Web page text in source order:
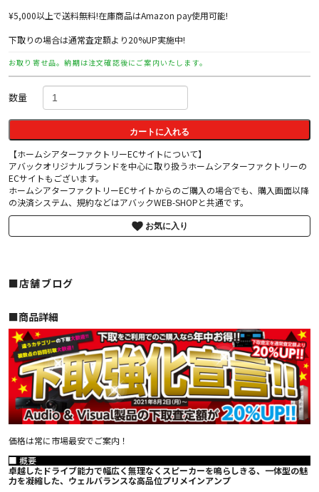
¥5,000以上で送料無料!在庫商品はAmazon pay使用可能!
下取りの場合は通常査定額より20%UP実施中!
お取り寄せ品。納期は注文確認後にご案内いたします。
数量
カートに入れる
【ホームシアターファクトリーECサイトについて】
アバックオリジナルブランドを中心に取り扱うホームシアターファクトリーの
ECサイトもございます。
ホームシアターファクトリーECサイトからのご購入の場合でも、購入画面以降
の決済システム、規約などはアバックWEB-SHOPと共通です。
お気に入り
■店舗ブログ
■︎商品詳細
価格は常に市場最安でご案内！
■ 概要
卓越したドライブ能力で幅広く無理なくスピーカーを鳴らしきる、一体型の魅
力を凝縮した、ウェルバランスな高品位プリメインアンプ